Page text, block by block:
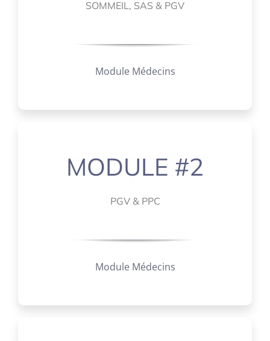
SOMMEIL, SAS & PGV
Module Médecins
MODULE #2
PGV & PPC
Module Médecins